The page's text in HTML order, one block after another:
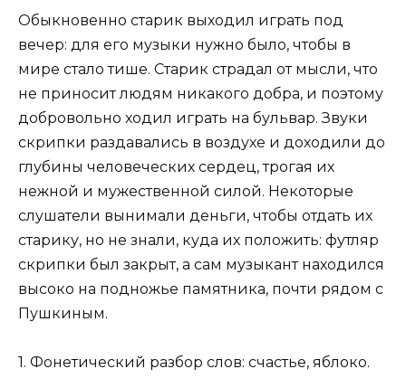
Обыкновенно старик выходил играть под
вечер: для его музыки нужно было, чтобы в
мире стало тише. Старик страдал от мысли, что
не приносит людям никакого добра, и поэтому
добровольно ходил играть на бульвар. Звуки
скрипки раздавались в воздухе и доходили до
глубины человеческих сердец, трогая их
нежной и мужественной силой. Некоторые
слушатели вынимали деньги, чтобы отдать их
старику, но не знали, куда их положить: футляр
скрипки был закрыт, а сам музыкант находился
высоко на подножье памятника, почти рядом с
Пушкиным.
1. Фонетический разбор слов: счастье, яблоко.